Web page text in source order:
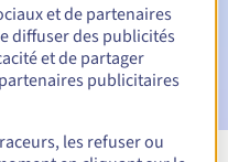
Periodpour
nom de domaine
et de partenaires
diffuser des publicités
et de partager
publicitaires
les refuser ou